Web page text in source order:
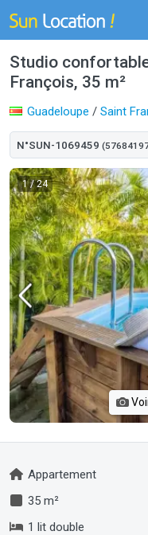
Studio
François, 35 m²
Guadeloupe / Saint
N°SUN-1069459
1/ 24
Appartement
35 m²
1 lit double